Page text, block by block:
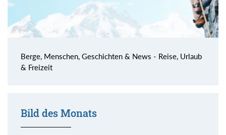
Berge, Menschen, Geschichten & News - Reise, Urlaub
& Freizeit
Bild des Monats